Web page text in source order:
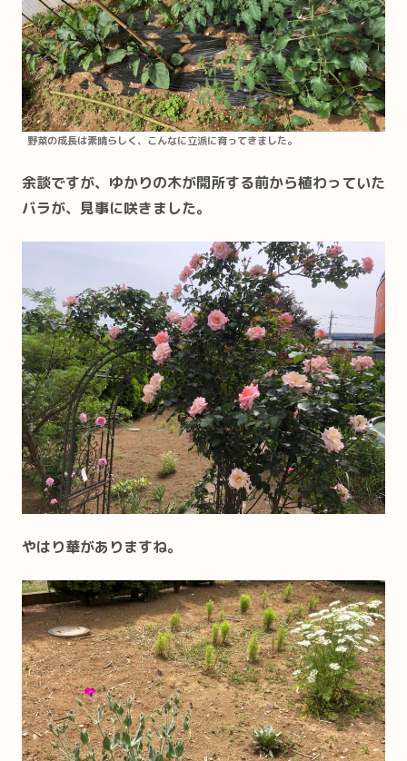
野菜の成長は素晴らしく、こんなに立派に育ってきました。
余談ですが、ゆかりの木が開所する前から植わっていた
バラが、見事に咲きました。
やはり華がありますね。